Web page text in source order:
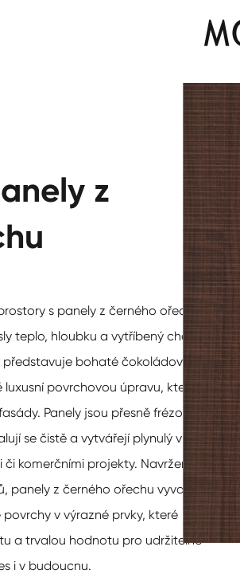
z
s panely z černého ořechu,
teplo, hloubku a vytříbený charakter
bohaté čokoládové tóny,
povrchovou úpravu, která
Panely jsou přesně frézované
se čistě a vytvářejí plynulý vizuální
komerčními projekty. Navržené pro
panely z černého ořechu vyvažují
v výrazné prvky, které
a trvalou hodnotu pro udržitelné
i v budoucnu.